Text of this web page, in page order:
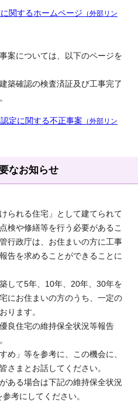
関するホームページ （外部リン
案については、以下のページを
築確認の検査済証及び工事完了
定に関する不正事案 （外部リン
なお知らせ
られる住宅」として建てられて
検や修繕等を行う必要があるこ
行政庁は、お住まいの方に工事
告を求めることができることに
して5年、10年、20年、30年を
にお住まいの方のうち、一定の
ります。
良住宅の維持保全状況等報告
め」等を参考に、この機会に、
さまとお話してください。
ある場合は下記の維持保全状況
考にしてください。